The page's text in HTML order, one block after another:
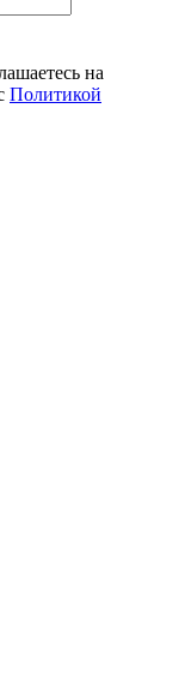
на
Политикой